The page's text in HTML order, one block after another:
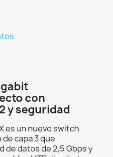
con
y seguridad
es un nuevo switch
capa 3 que
de datos de 2,5 Gbps y